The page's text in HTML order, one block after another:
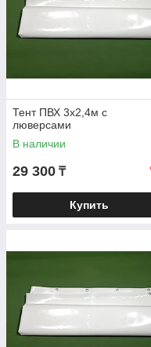
Тент ПВХ 3х2,4м с
люверсами
В наличии
29 300 ₸
Купить